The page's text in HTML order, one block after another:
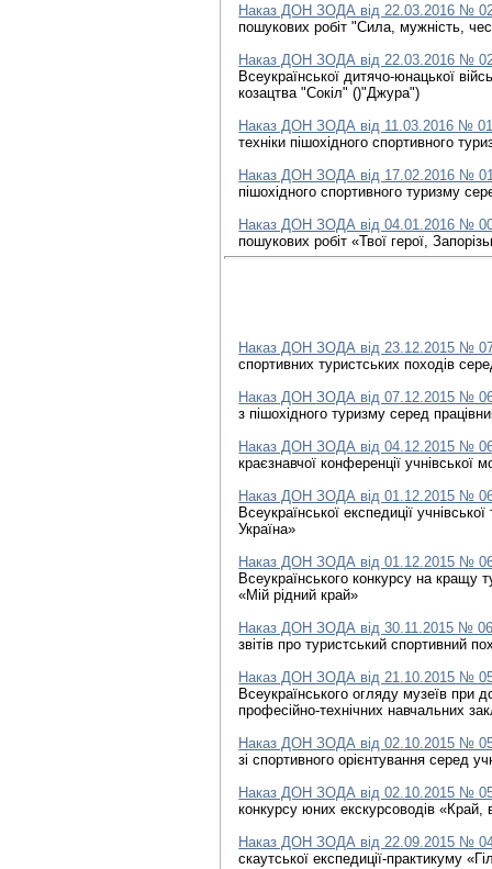
Наказ ДОН ЗОДА від 22.03.2016 №
пошукових робіт "Сила, мужність,
Наказ ДОН ЗОДА від 22.03.2016 №
Всеукраїнської дитячо-юнацької
козацтва "Сокіл" ()"Джура")
Наказ ДОН ЗОДА від 11.03.2016 №
техніки пішохідного спортивного
Наказ ДОН ЗОДА від 17.02.2016 №
пішохідного спортивного туризму
Наказ ДОН ЗОДА від 04.01.2016 №
пошукових робіт «Твої герої,
Наказ ДОН ЗОДА від 23.12.2015 №
спортивних туристських походів
Наказ ДОН ЗОДА від 07.12.2015 №
з пішохідного туризму серед
Наказ ДОН ЗОДА від 04.12.2015 №
краєзнавчої конференції учнівської
Наказ ДОН ЗОДА від 01.12.2015 №
Всеукраїнської експедиції
Україна»
Наказ ДОН ЗОДА від 01.12.2015 №
Всеукраїнського конкурсу на кращу
«Мій рідний край»
Наказ ДОН ЗОДА від 30.11.2015 №
звітів про туристський спортивний
Наказ ДОН ЗОДА від 21.10.2015 №
Всеукраїнського огляду музеїв при
професійно-технічних навчальних
Наказ ДОН ЗОДА від 02.10.2015 №
зі спортивного орієнтування серед
Наказ ДОН ЗОДА від 02.10.2015 №
конкурсу юних екскурсоводів
Наказ ДОН ЗОДА від 22.09.2015 №
скаутської експедиції-практикуму